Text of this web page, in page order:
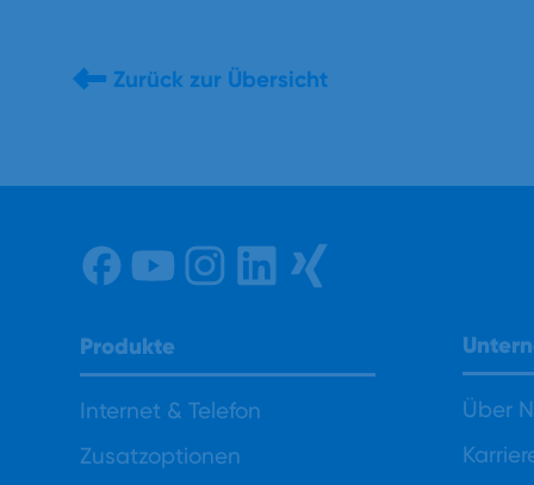
Zurück zur Übersicht
Produkte
Internet & Telefon
Zusatzoptionen
Über